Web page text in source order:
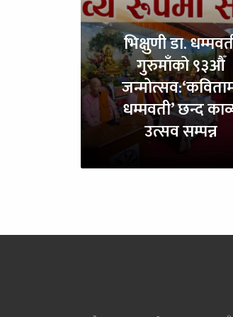
भिक्षुणी डा.
गुरुमाँको ९३औँ
धम्मवती’ छन्द
उत्सव सम्पन्न